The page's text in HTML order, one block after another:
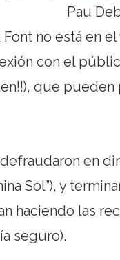
Pau
no está en
con el
que pueden
en
Sol”), y
haciendo las
seguro).